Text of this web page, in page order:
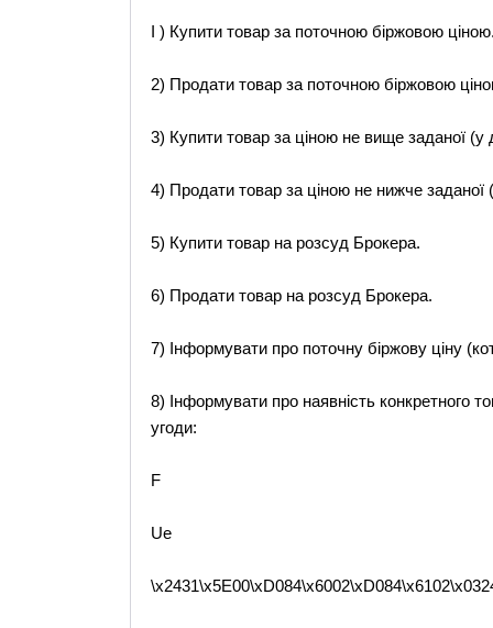
І ) Купити товар за поточною біржовою
2) Продати товар за поточною біржовою
3) Купити товар за ціною не вище заданої (у
4) Продати товар за ціною не нижче заданої
5) Купити товар на розсуд Брокера.
6) Продати товар на розсуд Брокера.
7) Інформувати про поточну біржову ціну
8) Інформувати про наявність конкретного
угоди:
F
Ue